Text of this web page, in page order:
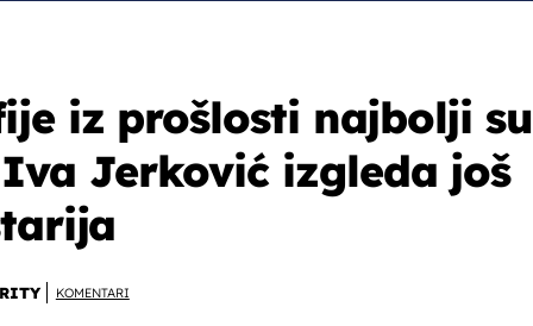
iz prošlosti najbolji su
Jerković izgleda još
KOMENTARI